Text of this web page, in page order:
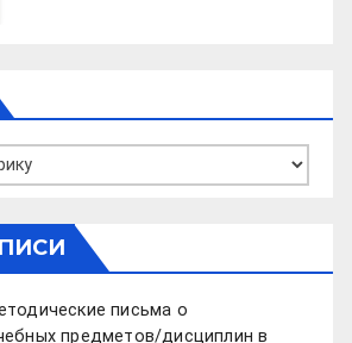
письма о
предметов/дисциплин в